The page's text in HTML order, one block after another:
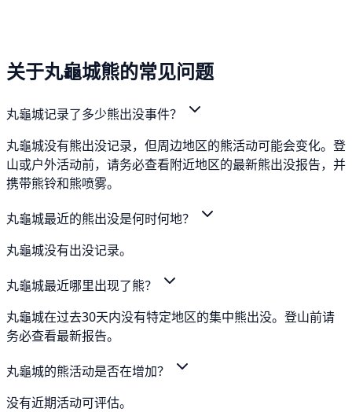
关于丸龜城熊的常见问题
丸龜城记录了多少熊出没事件？
丸龜城没有熊出没记录，但周边地区的熊活动可能会变化。登
山或户外活动前，请务必查看附近地区的最新熊出没报告，并
携带熊铃和熊喷雾。
丸龜城最近的熊出没是何时何地？
丸龜城没有出没记录。
丸龜城最近哪里出现了熊？
丸龜城在过去30天内没有特定地区的集中熊出没。登山前请
务必查看最新报告。
丸龜城的熊活动是否在增加？
没有近期活动可评估。